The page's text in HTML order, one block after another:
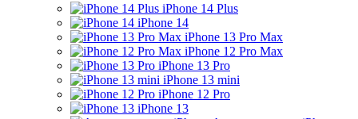
iPhone 14 Plus
iPhone 14
iPhone 13 Pro Max
iPhone 12 Pro Max
iPhone 13 Pro
iPhone 13 mini
iPhone 12 Pro
iPhone 13